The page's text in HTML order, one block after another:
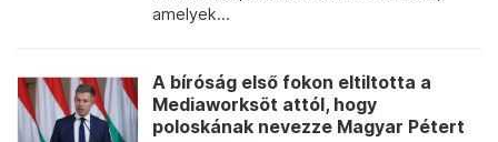
amelyek...
A bíróság első fokon eltiltotta a
Mediaworksöt attól, hogy
poloskának nevezze Magyar Pétert